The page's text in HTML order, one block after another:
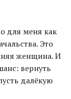
для меня как
Это
женщина. И
вернуть
далёкую